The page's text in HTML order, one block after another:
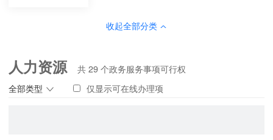
收起全部分类
人力资源
全部类型
共29 个政务服务事项可行权
仅显示可在线办理项